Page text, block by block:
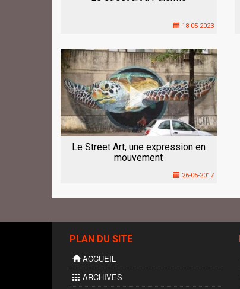
18-05-2023
Le Street Art, une expression en
mouvement
26-05-2017
PLAN DU SITE
ACCUEIL
ARCHIVES